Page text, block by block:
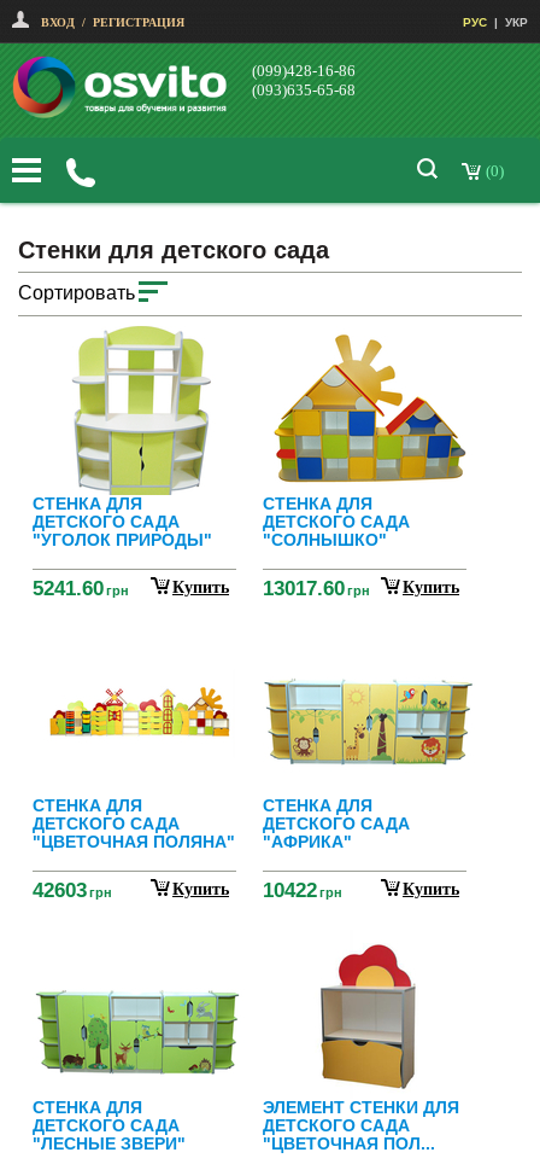
ВХОД / РЕГИСТРАЦИЯ РУС | УКР
(099)428-16-86
(093)635-65-68
(0)
Стенки для детского сада
Сортировать
СТЕНКА ДЛЯ
ДЕТСКОГО САДА
"УГОЛОК ПРИРОДЫ"
5241.60грн Купить
СТЕНКА ДЛЯ
ДЕТСКОГО САДА
"СОЛНЫШКО"
13017.60грн Купить
СТЕНКА ДЛЯ
ДЕТСКОГО САДА
"ЦВЕТОЧНАЯ ПОЛЯНА"
42603грн Купить
СТЕНКА ДЛЯ
ДЕТСКОГО САДА
"АФРИКА"
10422грн Купить
СТЕНКА ДЛЯ
ДЕТСКОГО САДА
"ЛЕСНЫЕ ЗВЕРИ"
ЭЛЕМЕНТ СТЕНКИ ДЛЯ
ДЕТСКОГО САДА
"ЦВЕТОЧНАЯ ПОЛ...